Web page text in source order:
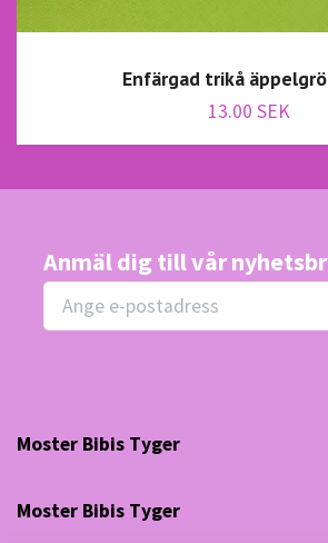
Enfärgad trikå
13.00 SEK
Anmäl dig till vår
Moster Bibis Tyger
Moster Bibis Tyger